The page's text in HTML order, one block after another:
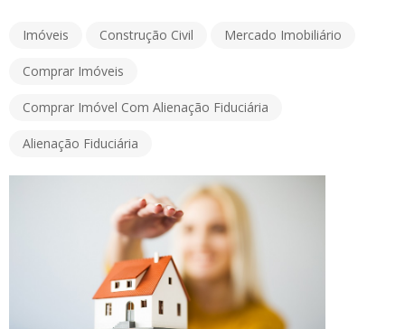
Imóveis Construção Civil Mercado Imobiliário
Comprar Imóveis
Comprar Imóvel Com Alienação Fiduciária
Alienação Fiduciária